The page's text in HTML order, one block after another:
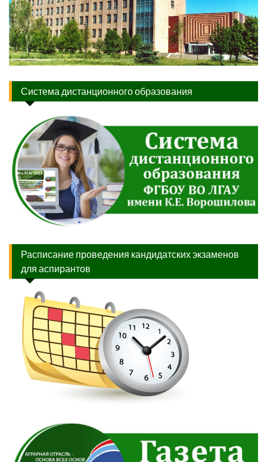
Система дистанционного образования
Расписание проведения кандидатских экзаменов
для аспирантов